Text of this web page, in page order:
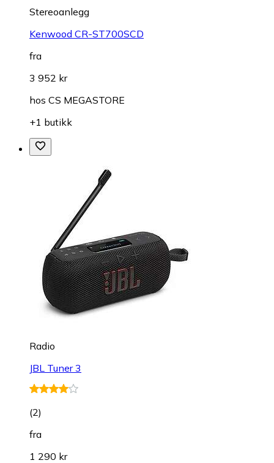
Stereoanlegg
Kenwood CR-ST700SCD
fra
3 952 kr
hos CS MEGASTORE
+1 butikk
Radio
JBL Tuner 3
(2)
fra
1 290 kr